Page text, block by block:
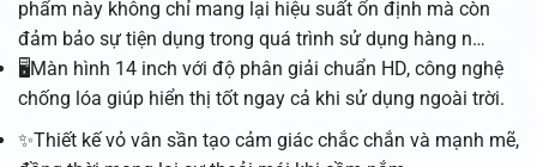
phẩm này không chỉ mang lại hiệu suất ổn định mà còn
đảm bảo sự tiện dụng trong quá trình sử dụng hàng n…
🖥️Màn hình 14 inch với độ phân giải chuẩn HD, công nghệ
chống lóa giúp hiển thị tốt ngay cả khi sử dụng ngoài trời.
✨Thiết kế vỏ vân sần tạo cảm giác chắc chắn và mạnh mẽ,